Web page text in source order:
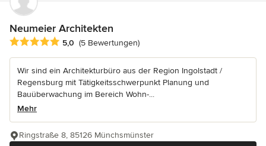
Neumeier Architekten
Durchschnittliche Bewertung: 5 von 5 Sternen
5,0 (5 Bewertungen)
Wir sind ein Architekturbüro aus der Region Ingolstadt /
Regensburg mit Tätigkeitsschwerpunkt Planung und
Bauüberwachung im Bereich Wohn-...
Mehr
Ringstraße 8, 85126 Münchsmünster